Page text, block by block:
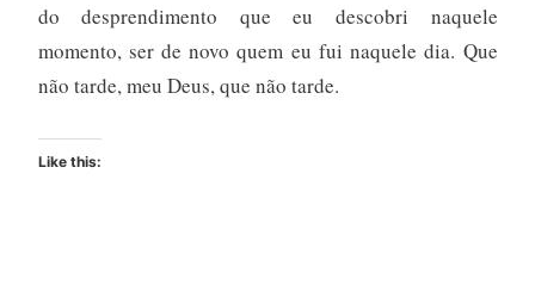
do desprendimento que eu descobri naquele
momento, ser de novo quem eu fui naquele dia. Que
não tarde, meu Deus, que não tarde.
Like this: